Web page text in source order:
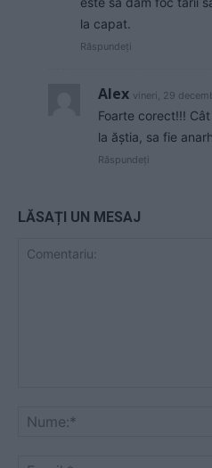
la capat.
Răspundeți
Alex vineri, 29
Foarte corect!!!
la ăștia, sa fie
Răspundeți
LĂSAȚI UN MESAJ